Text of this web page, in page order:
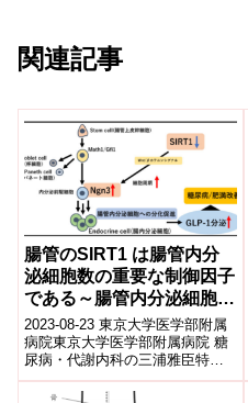
関連記事
腸管のSIRT1 は腸管内分
泌細胞数の重要な制御因子
である～腸管内分泌細胞数
の増加による糖代謝改善効
果に期待～
2023-08-23 東京大学医学部附属
病院東京大学医学部附属病院 糖
尿病・代謝内科の三浦雅臣特任
臨床医、五十嵐正樹講師、山内
敏正教授らによる研究グループ